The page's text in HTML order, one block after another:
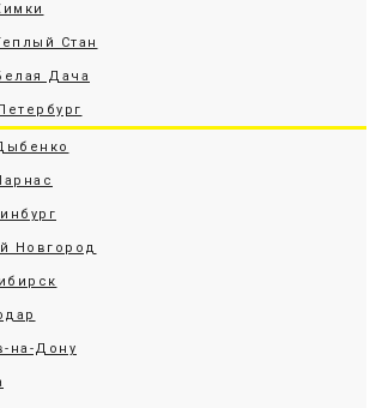
Стан
Дача
Новгород
на-Дону